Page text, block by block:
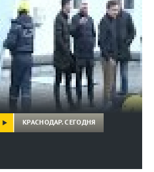
КРАСНОДАР. СЕГОДНЯ